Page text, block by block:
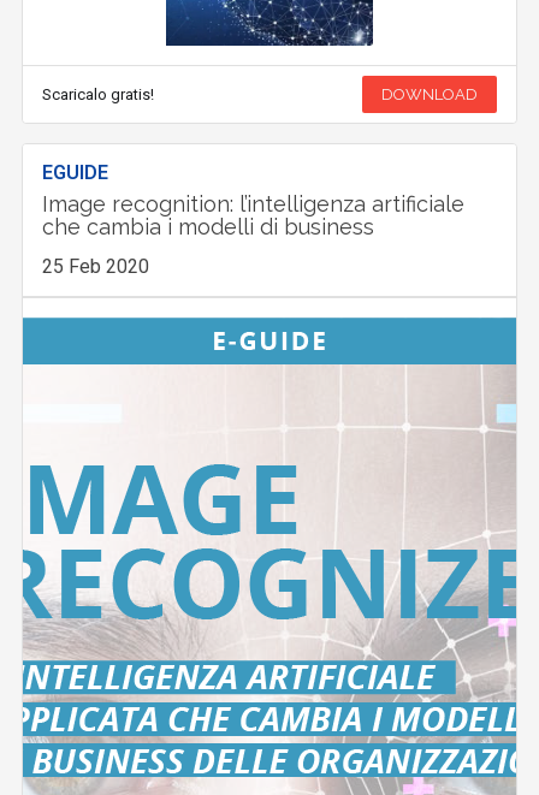
Scaricalo gratis! DOWNLOAD
EGUIDE
Image recognition: l’intelligenza artificiale
che cambia i modelli di business
25 Feb 2020